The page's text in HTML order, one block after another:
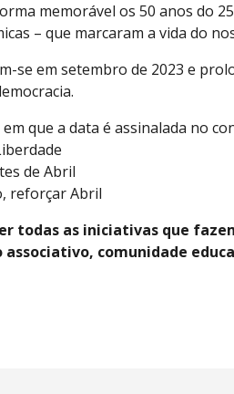
memorável os 50 anos do
– que marcaram a vida do
se em setembro de 2023 e
que a data é assinalada no
de Abril
reforçar Abril
todas as iniciativas que
comunidade